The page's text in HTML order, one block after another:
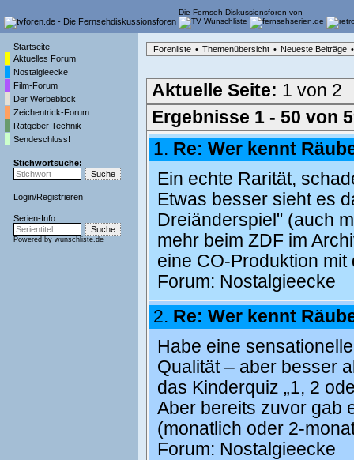
Die Fernseh-Diskussionsforen von
Startseite
Aktuelles Forum
Nostalgieecke
Film-Forum
Der Werbeblock
Zeichentrick-Forum
Ratgeber Technik
Sendeschluss!
Stichwortsuche:
Login/Registrieren
Serien-Info:
Powered by wunschliste.de
Forenliste • Themenübersicht • Neueste Beiträge •
Aktuelle Seite: 1 von 2
Ergebnisse 1 - 50 von
1. Re: Wer kennt
Ein echte Rarität,
Etwas besser sieht es
Dreiänderspiel" (auch
mehr beim ZDF im
eine CO-Produktion
Forum: Nostalgieecke
2. Re: Wer kennt
Habe eine
Qualität – aber besser
das Kinderquiz „1, 2
Aber bereits zuvor gab
(monatlich oder 2-
Forum: Nostalgieecke